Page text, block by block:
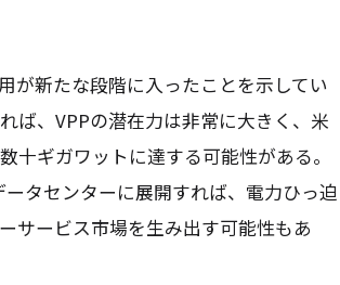
が新たな段階に入ったことを示してい
ば、VPPの潜在力は非常に大きく、米
ギガワットに達する可能性がある。
タセンターに展開すれば、電力ひっ迫
サービス市場を生み出す可能性もあ